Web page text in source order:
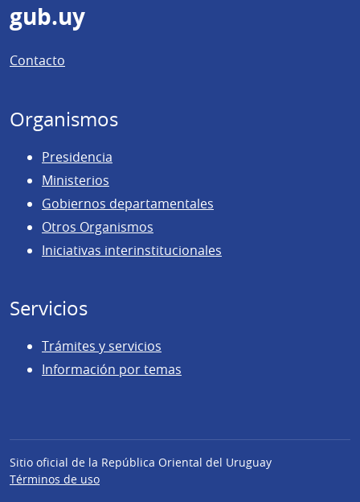
Pie
de
página
gub.uy
Contacto
Organismos
Presidencia
Ministerios
Gobiernos departamentales
Otros Organismos
Iniciativas interinstitucionales
Servicios
Trámites y servicios
Información por temas
Sitio oficial de la República Oriental del Uruguay
Términos de uso